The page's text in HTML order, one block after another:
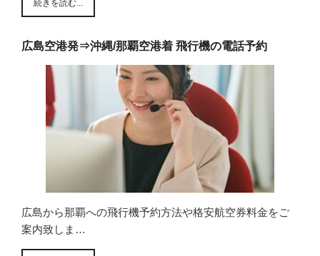
続きを読む...
広島空港発⇒沖縄/那覇空港着 飛行機の電話予約
広島から那覇への飛行機予約方法や格安航空券料金をご
案内致しま…